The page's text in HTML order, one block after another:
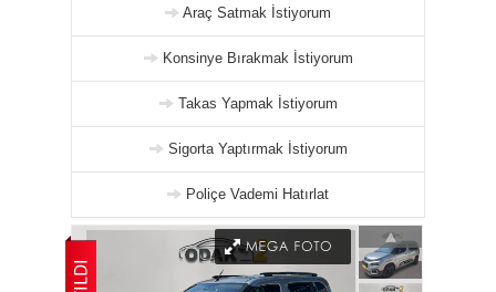
Araç Satmak İstiyorum
Konsinye Bırakmak İstiyorum
Takas Yapmak İstiyorum
Sigorta Yaptırmak İstiyorum
Poliçe Vademi Hatırlat